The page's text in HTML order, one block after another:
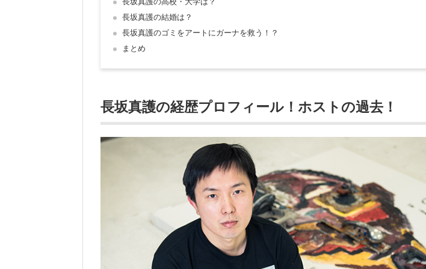
長坂真護の結婚は？
長坂真護のゴミをアートにガーナを救う！？
まとめ
長坂真護の経歴プロフィール！ホストの過去！